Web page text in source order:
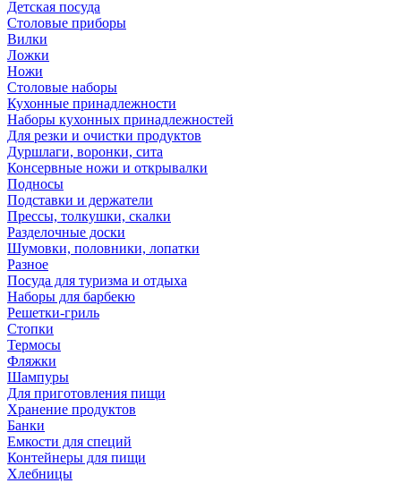
Детская посуда
Столовые приборы
Вилки
Ложки
Ножи
Столовые наборы
Кухонные принадлежности
Наборы кухонных принадлежностей
Для резки и очистки продуктов
Дуршлаги, воронки, сита
Консервные ножи и открывалки
Подносы
Подставки и держатели
Прессы, толкушки, скалки
Разделочные доски
Шумовки, половники, лопатки
Разное
Посуда для туризма и отдыха
Наборы для барбекю
Решетки-гриль
Стопки
Термосы
Фляжки
Шампуры
Для приготовления пищи
Хранение продуктов
Банки
Емкости для специй
Контейнеры для пищи
Хлебницы